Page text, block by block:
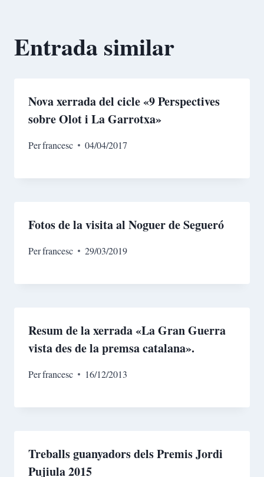
Entrada similar
Nova xerrada del cicle «9 Perspectives
sobre Olot i La Garrotxa»
Perfrancesc 04/04/2017
Fotos de la visita al Noguer de Segueró
Perfrancesc 29/03/2019
Resum de la xerrada «La Gran Guerra
vista des de la premsa catalana».
Perfrancesc 16/12/2013
Treballs guanyadors dels Premis Jordi
Pujiula 2015